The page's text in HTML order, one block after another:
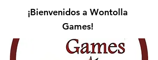
¡Bienvenidos a Wontolla
Games!